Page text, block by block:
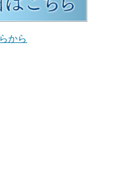
から